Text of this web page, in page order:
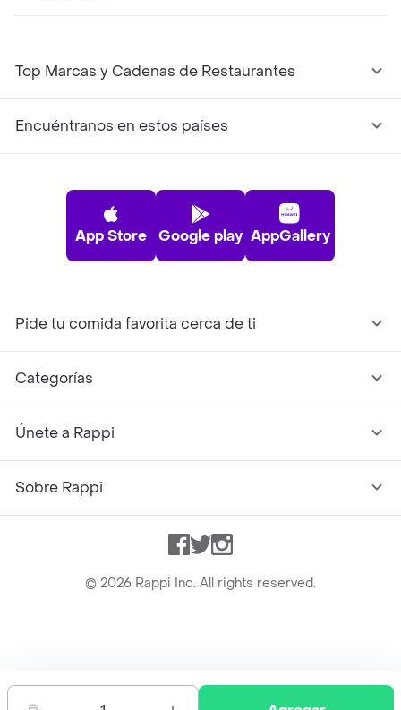
Top Marcas y Cadenas de Restaurantes
Encuéntranos en estos países
App Store Google play AppGallery
Pide tu comida favorita cerca de ti
Categorías
Únete a Rappi
Sobre Rappi
Facebook
TwitterInstagram
© 2026 Rappi Inc. All rights reserved.